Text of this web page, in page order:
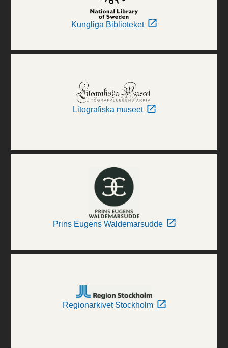
Kungliga Biblioteket
Litografiska museet
Prins Eugens Waldemarsudde
Regionarkivet Stockholm